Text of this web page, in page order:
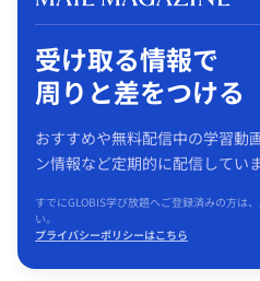
受け取る情報で
周りと差をつける
おすすめや無料配信中の学習動
ン情報など定期的に配信していま
すでにGLOBIS学び放題へご登録済みの方は
い。
プライバシーポリシーはこちら